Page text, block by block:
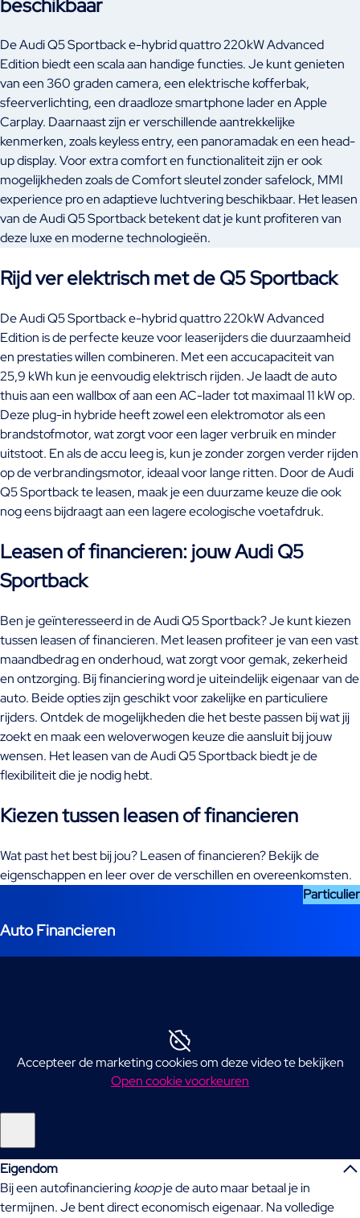
De Audi Q5 Sportback e-hybrid quattro 220kW Advanced
Edition biedt een scala aan handige functies. Je kunt genieten
van een 360 graden camera, een elektrische kofferbak,
sfeerverlichting, een draadloze smartphone lader en Apple
Carplay. Daarnaast zijn er verschillende aantrekkelijke
kenmerken, zoals keyless entry, een panoramadak en een head-
up display. Voor extra comfort en functionaliteit zijn er ook
mogelijkheden zoals de Comfort sleutel zonder safelock, MMI
experience pro en adaptieve luchtvering beschikbaar. Het leasen
van de Audi Q5 Sportback betekent dat je kunt profiteren van
deze luxe en moderne technologieën.
Rijd ver elektrisch met de Q5 Sportback
De Audi Q5 Sportback e-hybrid quattro 220kW Advanced
Edition is de perfecte keuze voor leaserijders die duurzaamheid
en prestaties willen combineren. Met een accucapaciteit van
25,9 kWh kun je eenvoudig elektrisch rijden. Je laadt de auto
thuis aan een wallbox of aan een AC-lader tot maximaal 11 kW op.
Deze plug-in hybride heeft zowel een elektromotor als een
brandstofmotor, wat zorgt voor een lager verbruik en minder
uitstoot. En als de accu leeg is, kun je zonder zorgen verder rijden
op de verbrandingsmotor, ideaal voor lange ritten. Door de Audi
Q5 Sportback te leasen, maak je een duurzame keuze die ook
nog eens bijdraagt aan een lagere ecologische voetafdruk.
Leasen of financieren: jouw Audi Q5
Sportback
Ben je geïnteresseerd in de Audi Q5 Sportback? Je kunt kiezen
tussen leasen of financieren. Met leasen profiteer je van een vast
maandbedrag en onderhoud, wat zorgt voor gemak, zekerheid
en ontzorging. Bij financiering word je uiteindelijk eigenaar van de
auto. Beide opties zijn geschikt voor zakelijke en particuliere
rijders. Ontdek de mogelijkheden die het beste passen bij wat jij
zoekt en maak een weloverwogen keuze die aansluit bij jouw
wensen. Het leasen van de Audi Q5 Sportback biedt je de
flexibiliteit die je nodig hebt.
Kiezen tussen leasen of financieren
Wat past het best bij jou? Leasen of financieren? Bekijk de
eigenschappen en leer over de verschillen en overeenkomsten.
Particulier
Auto Financieren
Accepteer de marketing cookies om deze video te bekijken
Open cookie voorkeuren
Eigendom
Bij een autofinancieringkoopje de auto maar betaal je in
termijnen. Je bent direct economisch eigenaar. Na volledige